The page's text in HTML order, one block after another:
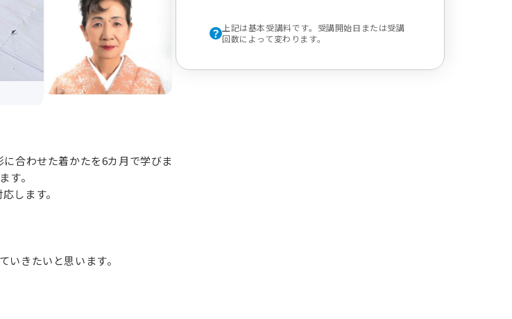
合わせた着かたを6カ月で学びま
す。
します。
きたいと思います。
上記は基本受講料です。受講開始日または受講
回数によって変わります。